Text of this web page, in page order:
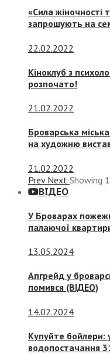
«Сила жіночності
запрошують на
22.02.2022
Кіноклуб з
розпочато!
21.02.2022
Броварська
на художню
21.02.2022
Prev Next Showing 1
ВІДЕО
У Броварах
палаючої
13.05.2024
Апгрейд у
помився (ВІДЕО)
14.02.2024
Купуйте бойлери:
водопостачання